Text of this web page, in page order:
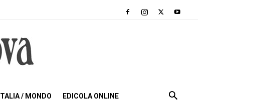
ITALIA / MONDO EDICOLA ONLINE